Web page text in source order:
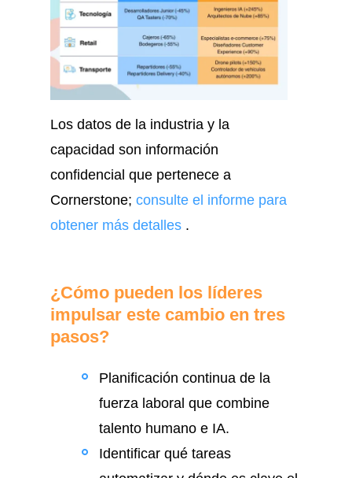
Los datos de la industria y la
capacidad son información
confidencial que pertenece a
Cornerstone; consulte el informe para
obtener más detalles .
¿Cómo pueden los líderes
impulsar este cambio en tres
pasos?
Planificación continua de la
fuerza laboral que combine
talento humano e IA.
Identificar qué tareas